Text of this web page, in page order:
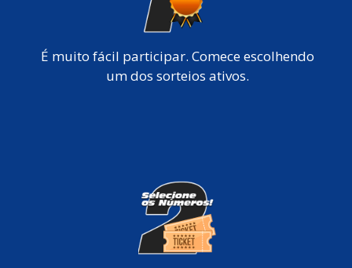
É muito fácil participar. Comece escolhendo
um dos sorteios ativos.